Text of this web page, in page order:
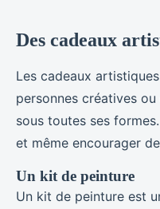
Des cadeaux
Les cadeaux
personnes créatives
sous toutes ses
et même encourager
Un kit de peinture
Un kit de peinture est